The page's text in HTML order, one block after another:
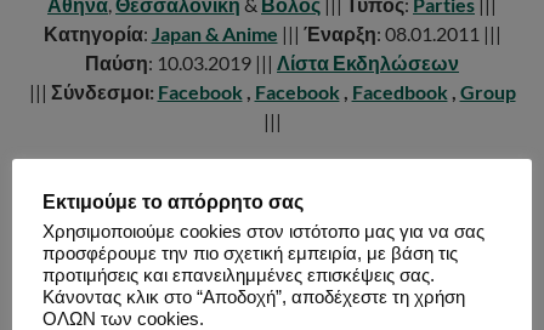
Κατηγορία: Japan & Anime ||| Έναρξη: 08.01.2011 |||
Παύση: 10.03.2019 ||| Λίστα Εκδηλώσεων
||| Σύνδεσμοι: Facebook , Facebook , Facedbook , Group
|||
FACEBOOK PAGE ALBUM
ΦΩΤΟ ΕΚΔΗΛΩΣΗΣ ( 149 ΦΩΤΟ )
Εκτιμούμε το απόρρητο σας
Χρησιμοποιούμε cookies στον ιστότοπο μας για να σας
προσφέρουμε την πιο σχετική εμπειρία, με βάση τις
προτιμήσεις και επανειλημμένες επισκέψεις σας.
Κάνοντας κλικ στο “Αποδοχή”, αποδέχεστε τη χρήση
ΟΛΩΝ των cookies.